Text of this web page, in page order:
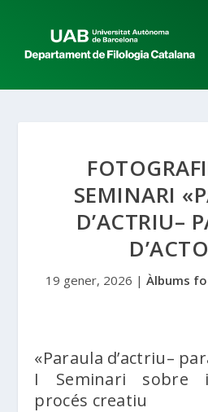
SEMINARI
D’ACTRIU–
19 gener, 2026 | Àlbums
«Paraula d’actriu–
I Seminari sobre
procés creatiu